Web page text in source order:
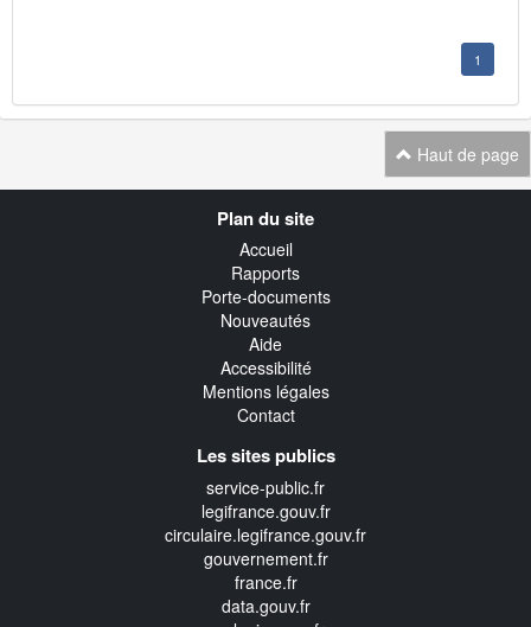
1
Haut de page
Plan du site
Accueil
Rapports
Porte-documents
Nouveautés
Aide
Accessibilité
Mentions légales
Contact
Les sites publics
service-public.fr
legifrance.gouv.fr
circulaire.legifrance.gouv.fr
gouvernement.fr
france.fr
data.gouv.fr